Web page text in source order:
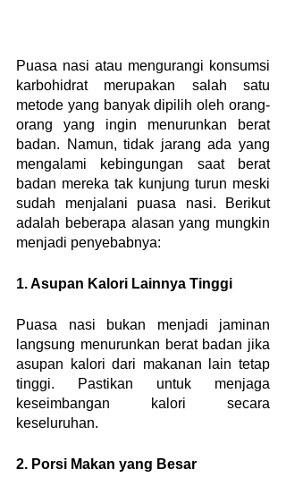
Puasa nasi atau mengurangi konsumsi
karbohidrat merupakan salah satu
metode yang banyak dipilih oleh orang-
orang yang ingin menurunkan berat
badan. Namun, tidak jarang ada yang
mengalami kebingungan saat berat
badan mereka tak kunjung turun meski
sudah menjalani puasa nasi. Berikut
adalah beberapa alasan yang mungkin
menjadi penyebabnya:
1. Asupan Kalori Lainnya Tinggi
Puasa nasi bukan menjadi jaminan
langsung menurunkan berat badan jika
asupan kalori dari makanan lain tetap
tinggi. Pastikan untuk menjaga
keseimbangan kalori secara
keseluruhan.
2. Porsi Makan yang Besar